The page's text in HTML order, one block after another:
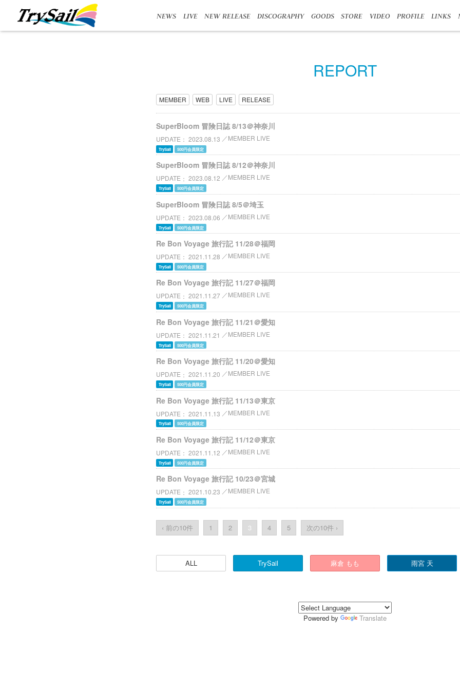
NEWS LIVE NEW RELEASE DISCOGRAPHY GOODS STORE VIDEO PROFILE LINKS
REPORT
MEMBER WEB LIVE RELEASE
SuperBloom 冒険日誌 8/13＠神奈川
UPDATE 2023.08.13 MEMBER LIVE
TrySail 500円会員限定
SuperBloom 冒険日誌 8/12＠神奈川
UPDATE 2023.08.12 MEMBER LIVE
TrySail 500円会員限定
SuperBloom 冒険日誌 8/5＠埼玉
UPDATE 2023.08.06 MEMBER LIVE
TrySail 500円会員限定
Re Bon Voyage 旅行記 11/28＠福岡
UPDATE 2021.11.28 MEMBER LIVE
TrySail 500円会員限定
Re Bon Voyage 旅行記 11/27＠福岡
UPDATE 2021.11.27 MEMBER LIVE
TrySail 500円会員限定
Re Bon Voyage 旅行記 11/21＠愛知
UPDATE 2021.11.21 MEMBER LIVE
TrySail 500円会員限定
Re Bon Voyage 旅行記 11/20＠愛知
UPDATE 2021.11.20 MEMBER LIVE
TrySail 500円会員限定
Re Bon Voyage 旅行記 11/13＠東京
UPDATE 2021.11.13 MEMBER LIVE
TrySail 500円会員限定
Re Bon Voyage 旅行記 11/12＠東京
UPDATE 2021.11.12 MEMBER LIVE
TrySail 500円会員限定
Re Bon Voyage 旅行記 10/23＠宮城
UPDATE 2021.10.23 MEMBER LIVE
TrySail 500円会員限定
‹ 前の10件 1 2 3 4 5 次の10件 ›
ALL TrySail 麻倉 もも 雨宮 天
Powered by Translate